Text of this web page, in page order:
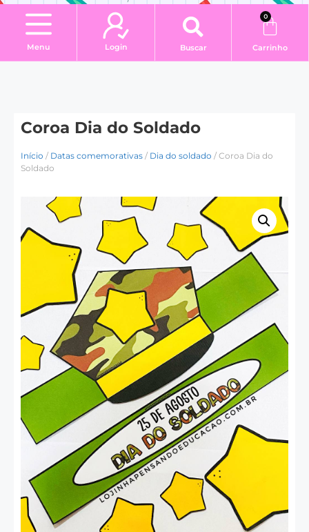
Menu Login Buscar
0
Carrinho
Coroa Dia do Soldado
Início / Datas comemorativas / Dia do soldado / Coroa Dia do
Soldado